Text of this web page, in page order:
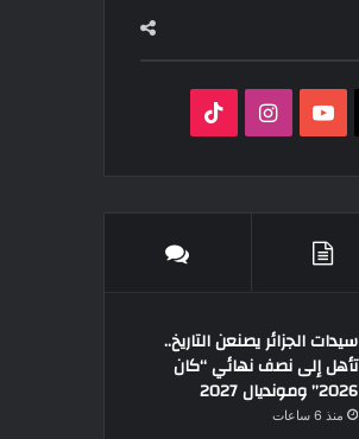
‫YouTubeانستقرام
سيدات الجزائر يصنعن التاريخ..
تأهل إلى نصف نهائي “كان
2026” ومونديال 2027
منذ 6 ساعات